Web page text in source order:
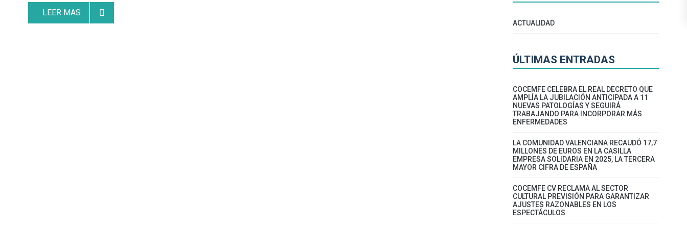
LEER MAS
ACTUALIDAD
ÚLTIMAS ENTRADAS
COCEMFE CELEBRA EL REAL DECRETO QUE
AMPLÍA LA JUBILACIÓN ANTICIPADA A 11
NUEVAS PATOLOGÍAS Y SEGUIRÁ
TRABAJANDO PARA INCORPORAR MÁS
ENFERMEDADES
LA COMUNIDAD VALENCIANA RECAUDÓ 17,7
MILLONES DE EUROS EN LA CASILLA
EMPRESA SOLIDARIA EN 2025, LA TERCERA
MAYOR CIFRA DE ESPAÑA
COCEMFE CV RECLAMA AL SECTOR
CULTURAL PREVISIÓN PARA GARANTIZAR
AJUSTES RAZONABLES EN LOS
ESPECTÁCULOS